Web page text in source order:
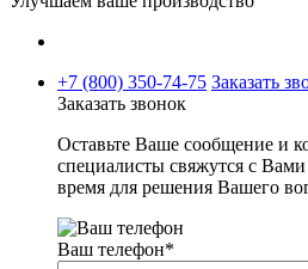
+7 (800) 350-74-75 Заказать
Заказать звонок
Оставьте Ваше сообщение и
специалисты свяжутся с
время для решения Вашего
Ваш телефон*